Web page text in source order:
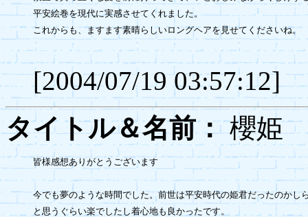
平安絵巻を現代に実感させてくれました。
これからも、ますます素晴らしいロングヘアを見せてくださいね。
[2004/07/19 03:57:12]
タイトル＆名前：櫻
皆様感想ありがとうございます
今でも夢のような時間でした。前世は平安時代の姫君だったのかし
と思うぐらい楽でしたし着心地も良かったです。